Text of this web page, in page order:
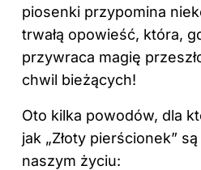
piosenki przypomina
trwałą opowieść, która,
przywraca magię
chwil bieżących!
Oto kilka powodów, dla
jak „Złoty pierścionek”
naszym życiu: